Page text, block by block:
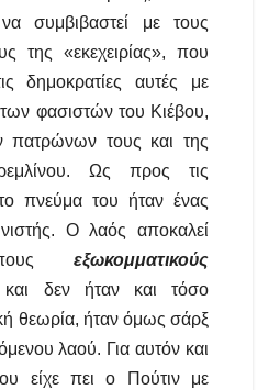
συμβιβαστεί με τους
της «εκεχειρίας», που
δημοκρατίες αυτές με
φασιστών του Κιέβου,
πατρώνων τους και της
Ως προς τις
πνεύμα του ήταν ένας
Ο λαός αποκαλεί
εξωκομματικούς
δεν ήταν και τόσο
θεωρία, ήταν όμως σάρξ
λαού. Για αυτόν και
είχε πει ο Πούτιν με